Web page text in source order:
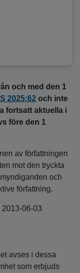
och med den 1
2025:62 och inte
fortsatt aktuella i
före den 1
av författningen
mot den tryckta
och
författning.
2013-06-03
avses i dessa
som erbjuds